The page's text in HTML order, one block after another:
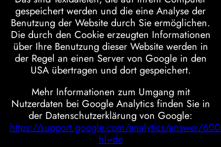
gespeichert werden und die eine Analyse der
Benutzung der Website durch Sie ermöglichen.
Die durch den Cookie erzeugten Informationen
über Ihre Benutzung dieser Website werden in
der Regel an einen Server von Google in den
USA übertragen und dort gespeichert.
Mehr Informationen zum Umgang mit
Nutzerdaten bei Google Analytics finden Sie in
der Datenschutzerklärung von Google:
https://support.google.com/analytics/answer/
hl=de